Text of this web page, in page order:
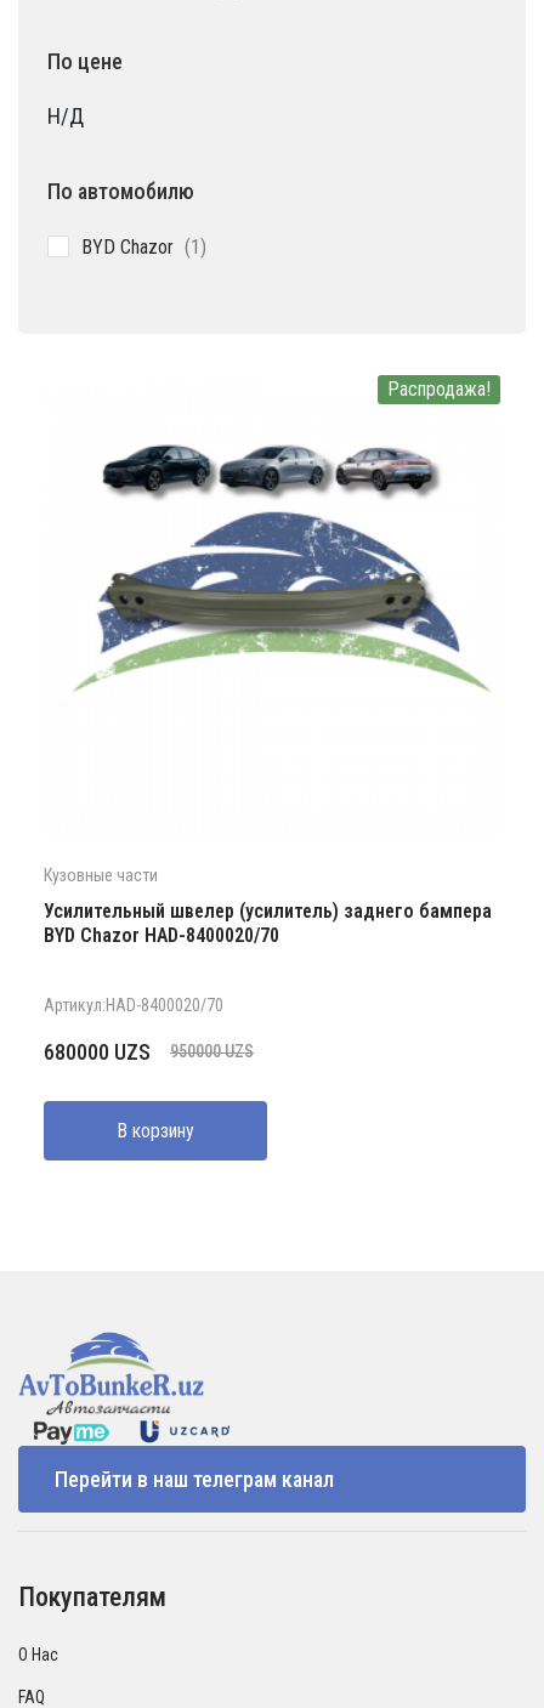
По цене
Н/Д
По автомобилю
BYD Chazor 11
Распродажа!
Кузовные части
Усилительный швелер (усилитель) заднего бампера
BYD Chazor HAD-8400020/70
Артикул:HAD-8400020/70
950000UZS
Первоначальная
составляла
950000 UZS.
680000 UZS
Текущая
680000 UZS.
В корзину
Перейти в наш телеграм канал
Покупателям
О Нас
FAQ